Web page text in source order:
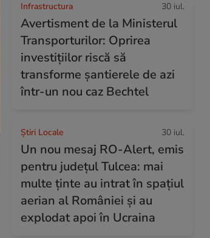
Infrastructura 30 iul.
Avertisment de la Ministerul
Transporturilor: Oprirea
investițiilor riscă să
transforme șantierele de azi
într-un nou caz Bechtel
Știri Locale 30 iul.
Un nou mesaj RO-Alert, emis
pentru județul Tulcea: mai
multe ținte au intrat în spațiul
aerian al României și au
explodat apoi în Ucraina